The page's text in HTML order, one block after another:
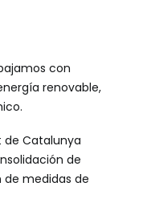
con
renovable,
de Catalunya
de
medidas de